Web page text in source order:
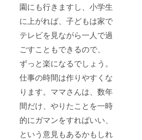
園にも行きますし、小学生
に上がれば、子どもは家で
テレビを見ながら一人で過
ごすこともできるので、
ずっと楽になるでしょう。
仕事の時間は作りやすくな
ります。ママさんは、数年
間だけ、やりたことを一時
的にガマンをすればいい、
という意見もあるかもしれ